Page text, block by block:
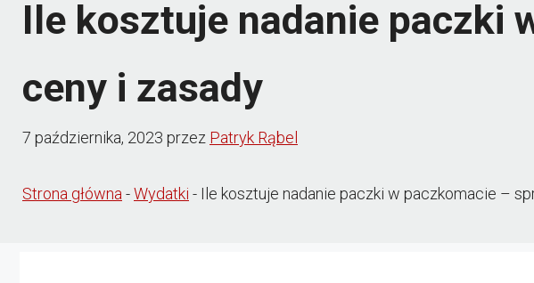
Ile kosztuje nadanie paczki
ceny i zasady
7 października, 2023 przez Patryk Rąbel
Strona główna-Wydatki - Ile kosztuje nadanie paczki w paczkomacie –